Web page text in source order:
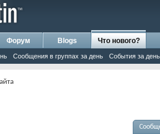
Форум Blogs Что нового?
Сообщения в группах за день События за день